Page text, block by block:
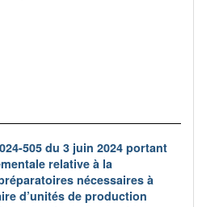
505 du 3 juin 2024 portant
relative à la
nécessaires à
d’unités de production